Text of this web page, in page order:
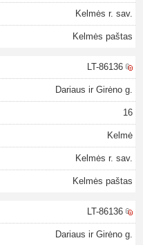
Kelmės r. sav.
Kelmės paštas
LT-86136
Dariaus ir Girėno g.
16
Kelmė
Kelmės r. sav.
Kelmės paštas
LT-86136
Dariaus ir Girėno g.